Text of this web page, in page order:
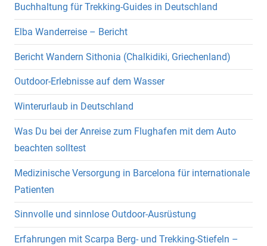
Buchhaltung für Trekking-Guides in Deutschland
Elba Wanderreise – Bericht
Bericht Wandern Sithonia (Chalkidiki, Griechenland)
Outdoor-Erlebnisse auf dem Wasser
Winterurlaub in Deutschland
Was Du bei der Anreise zum Flughafen mit dem Auto
beachten solltest
Medizinische Versorgung in Barcelona für internationale
Patienten
Sinnvolle und sinnlose Outdoor-Ausrüstung
Erfahrungen mit Scarpa Berg- und Trekking-Stiefeln –